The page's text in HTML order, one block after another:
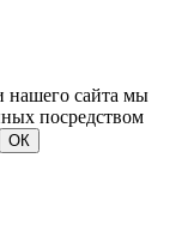
нашего сайта мы
посредством
ОК